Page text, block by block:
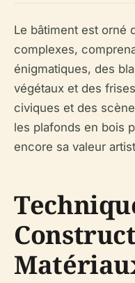
Le bâtiment est orné
complexes,
énigmatiques, des
végétaux et des
civiques et des
les plafonds en bois
encore sa valeur